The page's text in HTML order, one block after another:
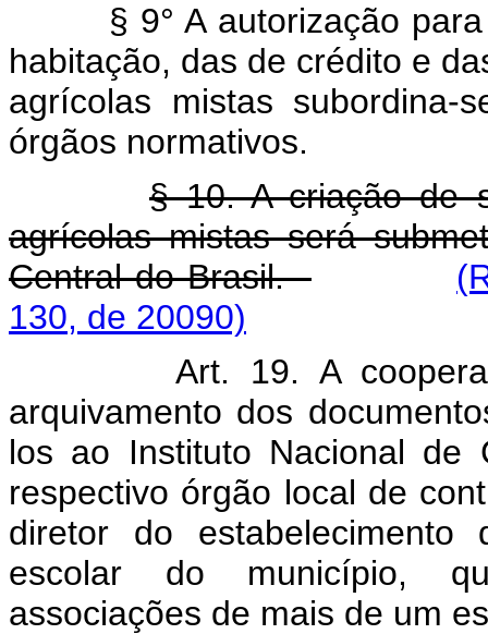
§ 9° A autorização para
habitação, das de crédito e
agrícolas mistas
órgãos normativos.
§ 10. A criação de
agrícolas mistas será
Central do Brasil.
130, de 20090)
Art. 19. A
arquivamento dos
los ao Instituto Nacional de
respectivo órgão local de
diretor do
escolar do município,
associações de mais de um